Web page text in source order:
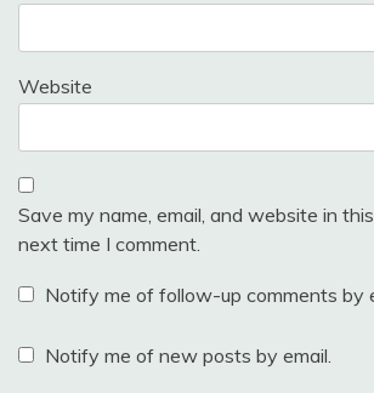
Website
Save my name, email, and website in
next time I comment.
Notify me of follow-up comments by
Notify me of new posts by email.